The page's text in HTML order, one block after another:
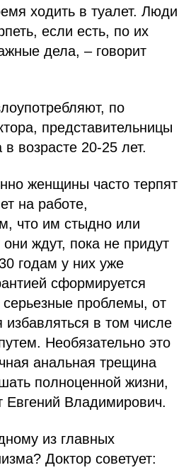
ходить в туалет. Люди
если есть, по их
дела, – говорит
по
представительницы
в возрасте 20-25 лет.
женщины часто терпят
на работе,
что им стыдно или
ждут, пока не придут
годам у них уже
сформируется
серьезные проблемы, от
избавляться в том числе
Необязательно это
анальная трещина
полноценной жизни,
Владимирович.
из главных
Доктор советует: